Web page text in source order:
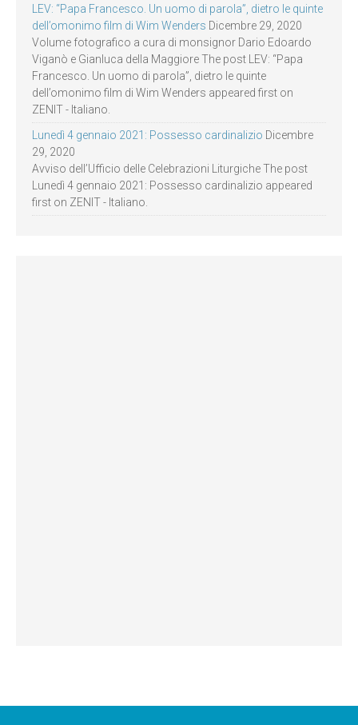
LEV: “Papa Francesco. Un uomo di parola”, dietro le quinte
dell’omonimo film di Wim Wenders Dicembre 29, 2020
Volume fotografico a cura di monsignor Dario Edoardo
Viganò e Gianluca della Maggiore The post LEV: “Papa
Francesco. Un uomo di parola”, dietro le quinte
dell’omonimo film di Wim Wenders appeared first on
ZENIT - Italiano.
Lunedì 4 gennaio 2021: Possesso cardinalizio Dicembre
29, 2020
Avviso dell’Ufficio delle Celebrazioni Liturgiche The post
Lunedì 4 gennaio 2021: Possesso cardinalizio appeared
first on ZENIT - Italiano.